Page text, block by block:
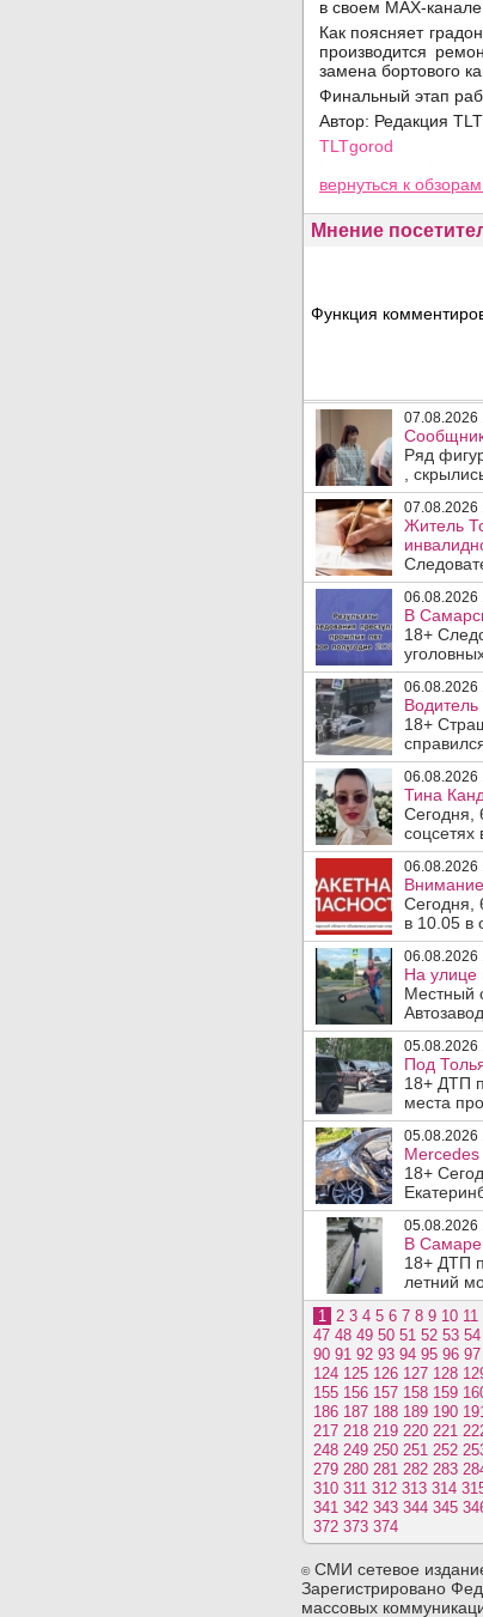
в своем МАХ-
Как поясняет
производится
замена бортового
Финальный этап
Автор: Редакция
TLTgorod
вернуться к
Мнение
Функция
07.08.2026
Ряд
,
07.08.2026
Житель
06.08.2026
В
18+
06.08.2026
18+
06.08.2026
Тина
Сегодня,
соцсетях
06.08.2026
Сегодня,
в 10.05 в
06.08.2026
На улице
Местный
05.08.2026
Под
18+ ДТП
места
05.08.2026
Mercedes
18+
05.08.2026
В Самаре
18+ ДТП
летний
1 2 3 4 5 6 7 8 9 10 11
47 48 49 50 51 52 53 54
90 91 92 93 94 95 96 97
124 125 126 127 128
155 156 157 158 159
186 187 188 189 190
217 218 219 220 221
248 249 250 251 252
279 280 281 282 283
310 311 312 313 314
341 342 343 344 345
372 373 374
©СМИ сетевое
Зарегистрировано
массовых